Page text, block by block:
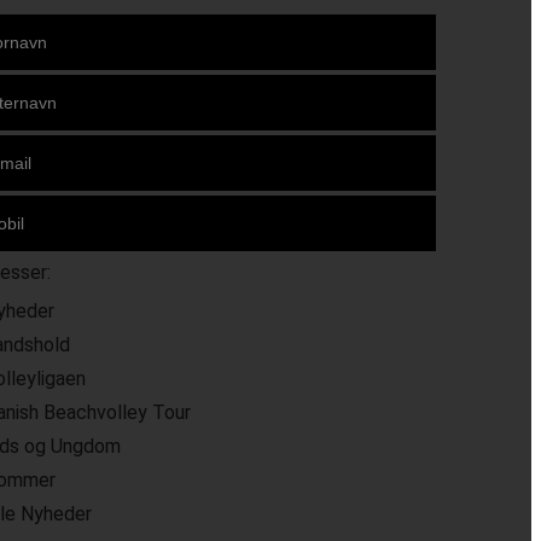
Beachvolley Tour
og Ungdom
Nyheder